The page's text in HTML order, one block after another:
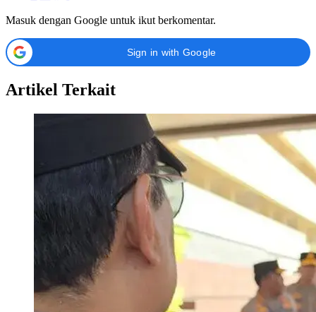
Masuk dengan Google untuk ikut berkomentar.
Sign in with Google
Artikel Terkait